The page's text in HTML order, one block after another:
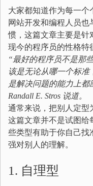
大家都知道作为每一个
网站开发和编程人员也
惯，这篇文章主要是针
现今的程序员的性格特
“最好的程序员不是那
该是无论从哪一个标
是解决问题的能力上
Randall E. Stros 说道。
通常来说，把别人定型
这篇文章并不是试图给
些类型有助于你自己找
强对别人的理解。
1. 自理型